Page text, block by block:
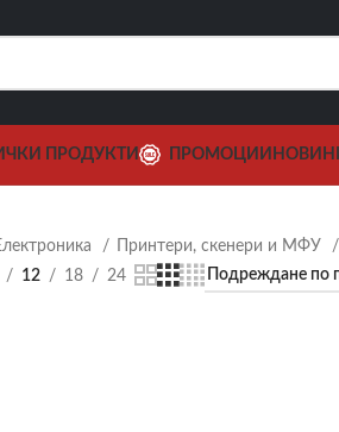
ПРОДУКТИ ПРОМОЦИИ
Принтери, скенери и МФУ
12 18 24